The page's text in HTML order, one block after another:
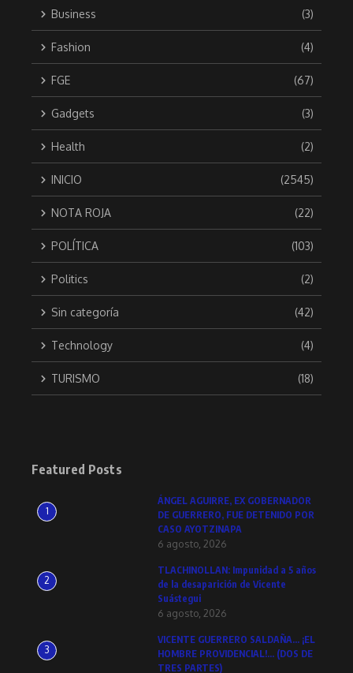
Business (3)
Fashion (4)
FGE (67)
Gadgets (3)
Health (2)
INICIO (2545)
NOTA ROJA (22)
POLÍTICA (103)
Politics (2)
Sin categoría (42)
Technology (4)
TURISMO (18)
Featured Posts
1
ÁNGEL AGUIRRE, EX GOBERNADOR
DE GUERRERO, FUE DETENIDO POR
CASO AYOTZINAPA
6 agosto, 2026
2
TLACHINOLLAN: Impunidad a 5 años
de la desaparición de Vicente
Suástegui
6 agosto, 2026
3
VICENTE GUERRERO SALDAÑA… ¡EL
HOMBRE PROVIDENCIAL!… (DOS DE
TRES PARTES)